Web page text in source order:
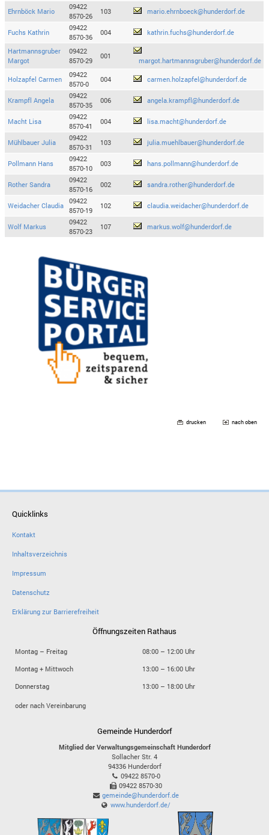
Ehrnböck Mario
09422
8570-26
103 mario.ehrnboeck@hunderdorf.de
Fuchs Kathrin
09422
8570-36
004 kathrin.fuchs@hunderdorf.de
Hartmannsgruber
Margot
09422
8570-29
001
margot.hartmannsgruber@hunderdorf.de
Holzapfel Carmen
09422
8570-0
004 carmen.holzapfel@hunderdorf.de
Krampfl Angela
09422
8570-35
006 angela.krampfl@hunderdorf.de
Macht Lisa
09422
8570-41
004 lisa.macht@hunderdorf.de
Mühlbauer Julia
09422
8570-31
103 julia.muehlbauer@hunderdorf.de
Pollmann Hans
09422
8570-10
003 hans.pollmann@hunderdorf.de
Rother Sandra
09422
8570-16
002 sandra.rother@hunderdorf.de
Weidacher Claudia
09422
8570-19
102 claudia.weidacher@hunderdorf.de
Wolf Markus
09422
8570-23
107 markus.wolf@hunderdorf.de
drucken nach oben
Quicklinks
Kontakt
Inhaltsverzeichnis
Impressum
Datenschutz
Erklärung zur Barrierefreiheit
Öffnungszeiten Rathaus
Montag – Freitag
08:00 – 12:00 Uhr
Montag + Mittwoch
13:00 – 16:00 Uhr
Donnerstag
13:00 – 18:00 Uhr
oder nach Vereinbarung
Gemeinde Hunderdorf
Mitglied der Verwaltungsgemeinschaft Hunderdorf
Sollacher Str. 4
94336 Hunderdorf
09422 8570-0
09422 8570-30
gemeinde@hunderdorf.de
www.hunderdorf.de/